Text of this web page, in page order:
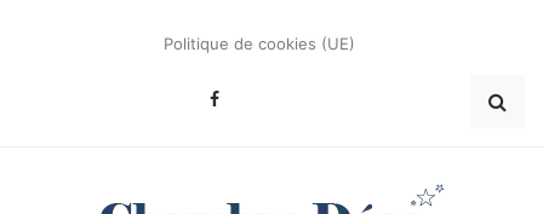
Politique de cookies (UE)